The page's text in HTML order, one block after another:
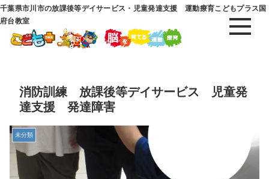
千葉県市川市の放課後等デイサービス・児童発達支援 運動療育こどもプラス国
府台教室
消防訓練 放課後等デイサービス 児童発
達支援 発達障害
未分類